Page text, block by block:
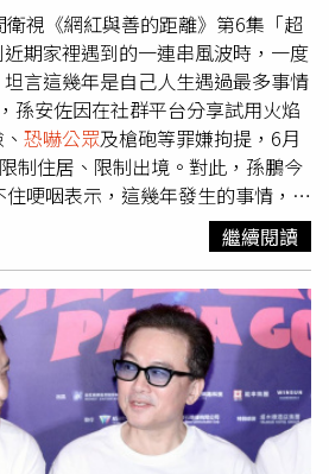
視《網紅與善的距離》第6集「超
期家裡遇到的一連串風波時，一度
言這幾年是自己人生遇過最多事情
孫安佐因在社群平台分享試用火焰
恐嚇公眾及槍砲等罪嫌拘提，6月
制住居、限制出境。對此，孫鵬今
住哽咽表示，這幾年發生的事情，是
一段時間，但不可否認的是，自己
。孫鵬表示，這幾年是他這輩子遇
／報系資料照）孫鵬認為，人生遇
是坦然面對，因為事情終究會過
天，那就是昨天的事，所以不要怕
對老天爺給你的考驗，你才會成
對於近期網路上的各種言論，孫鵬
的問題需要面對，只是因為身為演
關注與討論，「這也是我們的工作
繼續閱讀